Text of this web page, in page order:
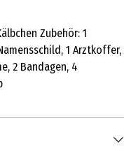
Zubehör: 1
1 Arztkoffer,
2 Bandagen, 4